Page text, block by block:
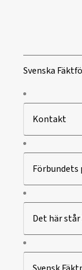
Svenska
Kontakt
Förbundets
Det här